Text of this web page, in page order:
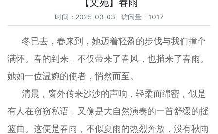
时间：2025-03-03 访问量：1017
冬已去，春来到，她迈着轻盈的步伐与我们撞个
满怀。春的到来，不仅带来了春风，也捎来了春雨。
她如一位温婉的使者，悄然而至。
清晨，窗外传来沙沙的声响，轻柔而绵密，似是
有人在窃窃私语，又像是大自然演奏的一首舒缓的摇
篮曲。这便是春雨，不似夏雨的热烈奔放，没有秋雨